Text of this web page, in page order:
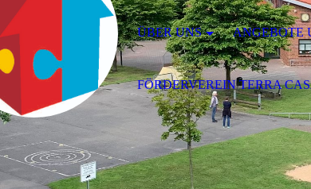
ÜBER UNS ANGEBOTE
FÖRDERVEREIN TERRA